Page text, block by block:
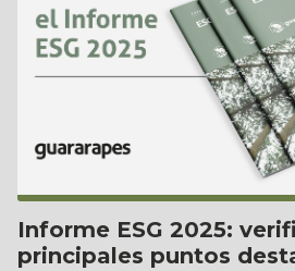
Informe ESG 2025:
principales puntos